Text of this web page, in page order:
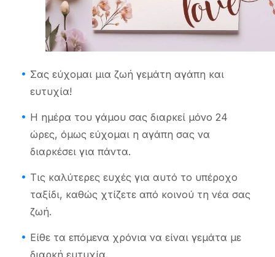
Σας εύχομαι μια ζωή γεμάτη αγάπη και
ευτυχία!
Η ημέρα του γάμου σας διαρκεί μόνο 24
ώρες, όμως εύχομαι η αγάπη σας να
διαρκέσει για πάντα.
Τις καλύτερες ευχές για αυτό το υπέροχο
ταξίδι, καθώς χτίζετε από κοινού τη νέα σας
ζωή.
Είθε τα επόμενα χρόνια να είναι γεμάτα με
διαρκή ευτυχία.